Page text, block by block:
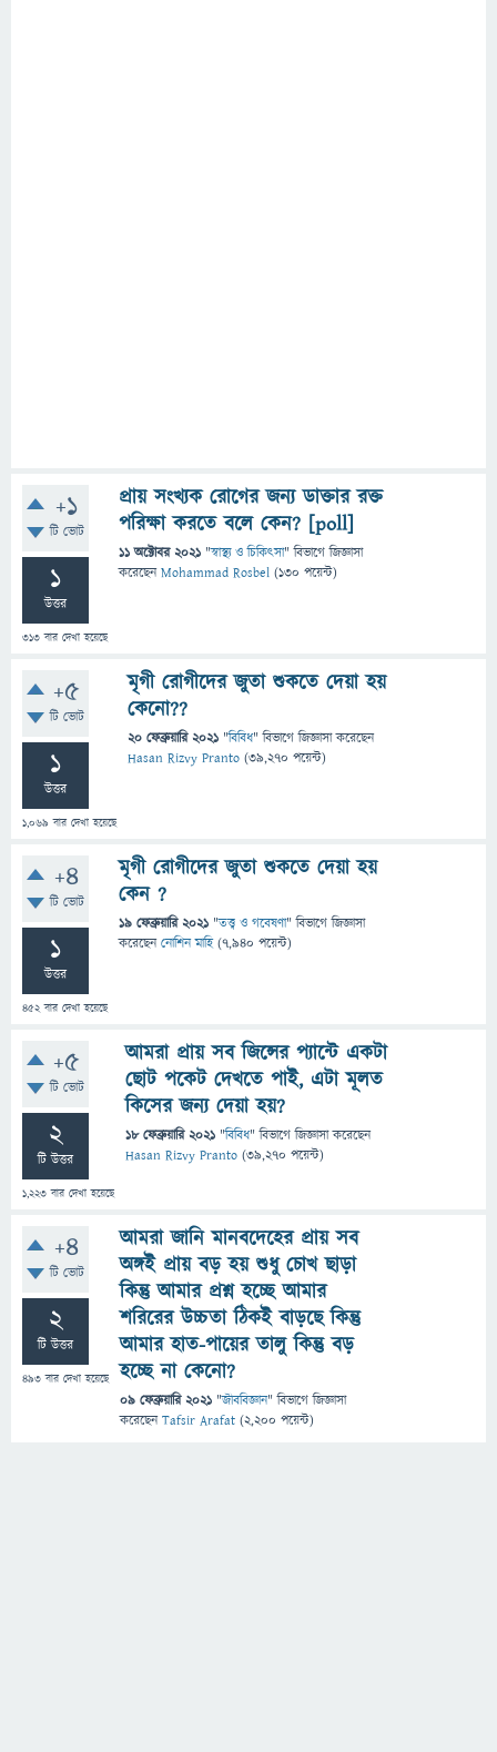
+1
টি ভোট
1
উত্তর
313 বার দেখা হয়েছে
প্রায় সংখ্যক রোগের জন্য ডাক্তার রক্ত
পরিক্ষা করতে বলে কেন? [poll]
11 অক্টোবর 2021 "স্বাস্থ্য ও চিকিৎসা" বিভাগে জিজ্ঞাসা
করেছেনMohammad Rosbel (130 পয়েন্ট)
+5
টি ভোট
1
উত্তর
1,069 বার দেখা হয়েছে
মৃগী রোগীদের জুতা শুকতে দেয়া হয়
কেনো??
20 ফেব্রুয়ারি 2021 "বিবিধ" বিভাগে জিজ্ঞাসাকরেছেন
Hasan Rizvy Pranto (39,270 পয়েন্ট)
+4
টি ভোট
1
উত্তর
452বার দেখা হয়েছে
মৃগী রোগীদের জুতা শুকতে দেয়া হয়
কেন ?
19 ফেব্রুয়ারি 2021 "তত্ত্ব ও গবেষণা" বিভাগে জিজ্ঞাসা
করেছেননোশিন মাহি (7,940 পয়েন্ট)
+5
টি ভোট
2
টি উত্তর
1,223 বার দেখা হয়েছে
আমরা প্রায় সব জিন্সের প্যান্টে একটা
ছোট পকেট দেখতে পাই, এটা মূলত
কিসের জন্য দেয়া হয়?
18 ফেব্রুয়ারি 2021 "বিবিধ" বিভাগে জিজ্ঞাসাকরেছেন
Hasan Rizvy Pranto (39,270 পয়েন্ট)
+4
টি ভোট
2
টি উত্তর
493 বার দেখা হয়েছে
আমরা জানি মানবদেহের প্রায় সব
অঙ্গই প্রায় বড় হয় শুধু চোখ ছাড়া
কিন্তু আমার প্রশ্ন হচ্ছে আমার
শরিরের উচ্চতা ঠিকই বাড়ছে কিন্তু
আমার হাত-পায়ের তালু কিন্তু বড়
হচ্ছে না কেনো?
09 ফেব্রুয়ারি 2021 "জীববিজ্ঞান" বিভাগে জিজ্ঞাসা
করেছেনTafsir Arafat (2,200 পয়েন্ট)